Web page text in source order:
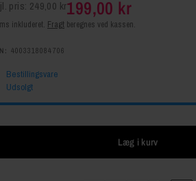
pris: 249,00 kr199,00 kr
inkluderet. Fragt beregnes ved kassen.
4003318084706
Bestillingsvare
Udsolgt
Læg i kurv